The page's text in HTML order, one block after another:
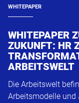
WHITEPAPER
WHITEPAPER
ZUKUNFT: HR
ARBEITSWELT
Die Arbeitswelt
Arbeitsmodelle und